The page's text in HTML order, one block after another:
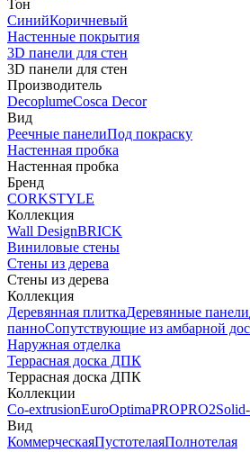
Тон
СинийКоричневый
Настенные покрытия
3D панели для стен
3D панели для стен
Производитель
DecoplumeCosca Decor
Вид
Реечные панелиПод покраску
Настенная пробка
Настенная пробка
Бренд
CORKSTYLE
Коллекция
Wall DesignBRICK
Виниловые стены
Стены из дерева
Стены из дерева
Коллекция
Деревянная плиткаДеревянные панели
панноСопутствующие из амбарной
Наружная отделка
Террасная доска ДПК
Террасная доска ДПК
Коллекции
Co-extrusionEuroOptimaPROPRO2
Вид
КоммерческаяПустотелаяПолнотелая